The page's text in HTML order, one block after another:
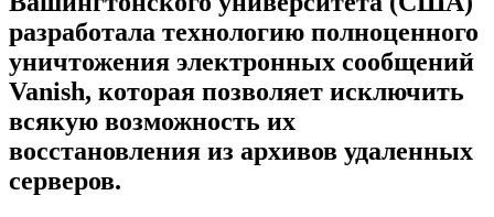
разработала технологию полноценного
уничтожения электронных сообщений
Vanish, которая позволяет исключить
всякую возможность их
восстановления из архивов удаленных
серверов.